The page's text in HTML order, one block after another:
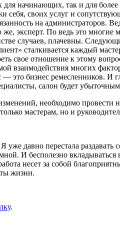
начинаю­щих, так и для
своих услуг и
на администраторов.
эксперт. По ведь это многие
случаев, плачевны.
сталкива­ется каждый
свое отношение к этому
взаимодействия многих
— это бизнес ремесленников.
салон будет
не­обходимо
мастерам, но и
уже давно перестала
И бесполезно вкладываться
несет за собой
жизни.
.